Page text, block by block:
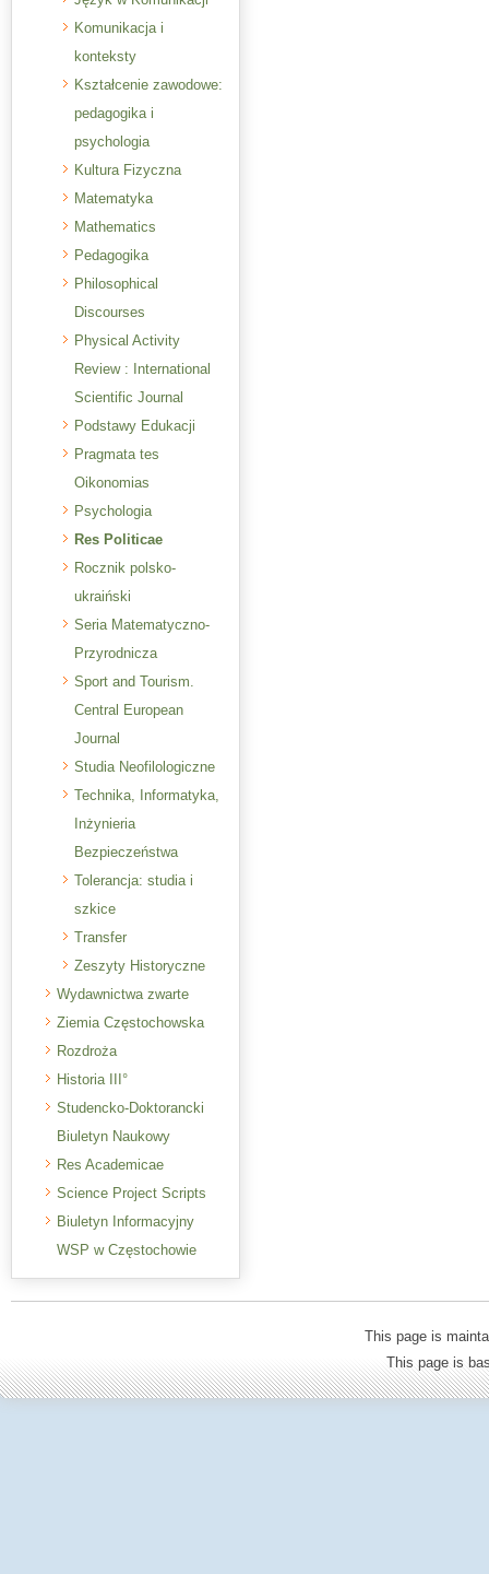
Komunikacja i
konteksty
Kształcenie zawodowe:
pedagogika i
psychologia
Kultura Fizyczna
Matematyka
Mathematics
Pedagogika
Philosophical
Discourses
Physical Activity
Review : International
Scientific Journal
Podstawy Edukacji
Pragmata tes
Oikonomias
Psychologia
Res Politicae
Rocznik polsko-
ukraiński
Seria Matematyczno-
Przyrodnicza
Sport and Tourism.
Central European
Journal
Studia Neofilologiczne
Technika, Informatyka,
Inżynieria
Bezpieczeństwa
Tolerancja: studia i
szkice
Transfer
Zeszyty Historyczne
Wydawnictwa zwarte
Ziemia Częstochowska
Rozdroża
Historia III°
Studencko-Doktorancki
Biuletyn Naukowy
Res Academicae
Science Project Scripts
Biuletyn Informacyjny
WSP w Częstochowie
This page is
This page is